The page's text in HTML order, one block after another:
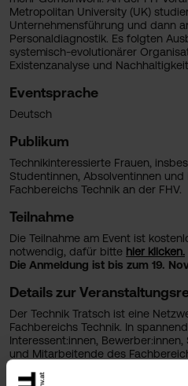
Metropolitan University (UK)
Unternehmensführung und dann
Personaldiagnostik. Es folgten
systemisch-evolutionärer
Existenzanalyse und
Eventsprache
Deutsch
Publikum
Technikinteressierte Frauen,
Studentinnen, Absolventinnen
Fachbereichs Technik an der FHV.
Teilnahme
Die Teilnahme am Event ist
notwendig, dafür bitte hier klicken.
Die Anmeldung ist bis zum 19.
Details zur
Der Technik Tratsch ist eine
Fachbereichs Technik. In
Interessent:innen,
und Mitarbeitende des
austauschen.